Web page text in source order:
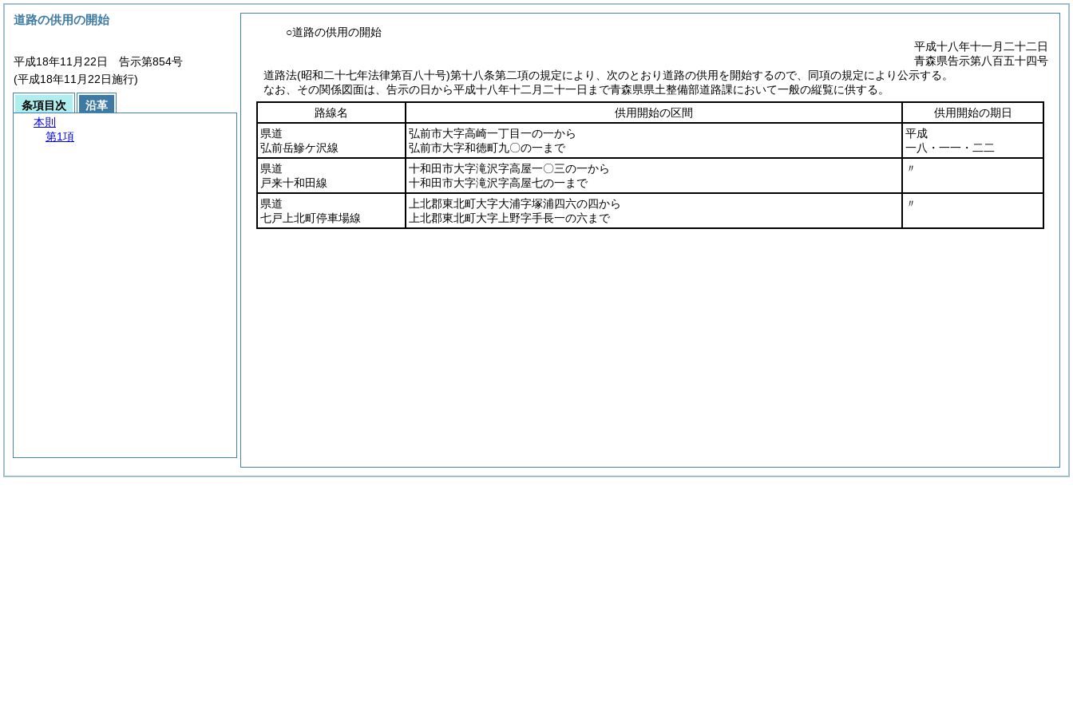
○道路の供用の開始
平成十八年十一月二十二日
青森県告示第八百五十四号
道路法(昭和二十七年法律第百八十号)第十八条第二項の規定により、次のとおり道路の供用を開始するので、同項の規定により公示する。
なお、その関係図面は、告示の日から平成十八年十二月二十一日まで青森県県土整備部道路課において一般の縦覧に供する。
路線名
供用開始の区間
供用開始の期日
県道
弘前岳鰺ケ沢線
弘前市大字高崎一丁目一の一から
弘前市大字和徳町九〇の一まで
平成
一八・一一・二二
県道
戸来十和田線
十和田市大字滝沢字高屋一〇三の一から
十和田市大字滝沢字高屋七の一まで
〃
県道
七戸上北町停車場線
上北郡東北町大字大浦字塚浦四六の四から
上北郡東北町大字上野字手長一の六まで
〃
道路の供用の開始
平成18年11月22日 告示第854号
(平成18年11月22日施行)
条項目次
沿革
本則
第1項